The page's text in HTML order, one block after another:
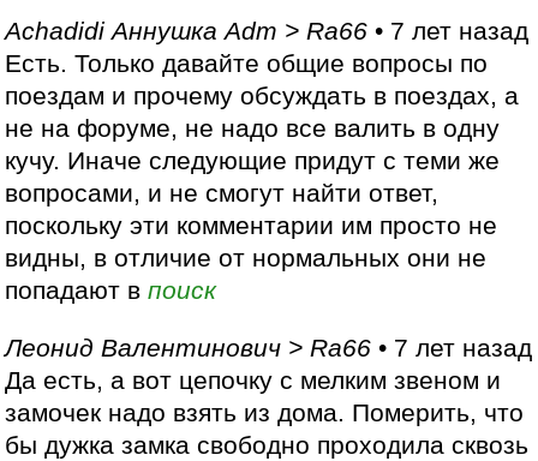
Achadidi Аннушка Adm > Ra66 • 7 лет назад
Есть. Только давайте общие вопросы по
поездам и прочему обсуждать в поездах, а
не на форуме, не надо все валить в одну
кучу. Иначе следующие придут с теми же
вопросами, и не смогут найти ответ,
поскольку эти комментарии им просто не
видны, в отличие от нормальных они не
попадают впоиск
Леонид Валентинович > Ra66 • 7 лет назад
Да есть, а вот цепочку с мелким звеном и
замочек надо взять из дома. Померить, что
бы дужка замка свободно проходила сквозь